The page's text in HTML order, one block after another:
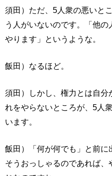
須田）ただ、5人衆の悪いと
う人がいないのです。「他
やります」というような。
飯田）なるほど。
須田）しかし、権力とは自
れをやらないところが、5人
います。
飯田）「何が何でも」と前
そうおっしゃるのであれば